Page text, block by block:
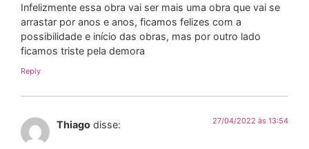
Infelizmente essa obra vai ser mais uma obra que vai se
arrastar por anos e anos, ficamos felizes com a
possibilidade e início das obras, mas por outro lado
ficamos triste pela demora
Reply
Thiago disse: 27/04/2022 às 13:54